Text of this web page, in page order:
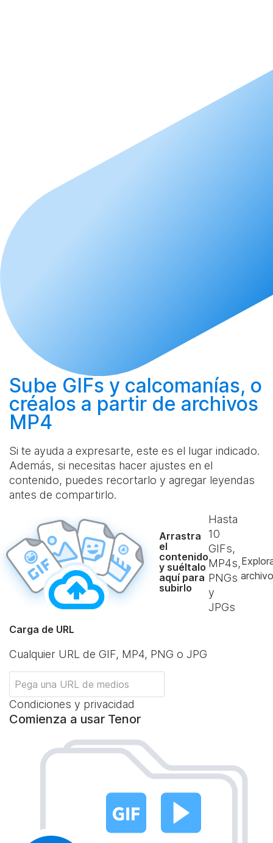
Sube GIFs y calcomanías, o
créalos a partir de archivos
MP4
Si te ayuda a expresarte, este es el lugar indicado.
Además, si necesitas hacer ajustes en el
contenido, puedes recortarlo y agregar leyendas
antes de compartirlo.
Arrastra
el
contenido
y suéltalo
aquí para
subirlo
Hasta
10
GIFs,
MP4s,
PNGs
y
JPGs
Carga de URL
Cualquier URL de GIF, MP4, PNG o JPG
Condiciones y privacidad
Comienza a usar Tenor